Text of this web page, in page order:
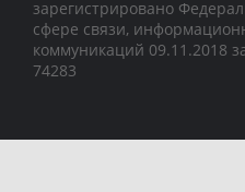
зарегистрировано
сфере связи,
коммуникаций 09.11.2018
74283